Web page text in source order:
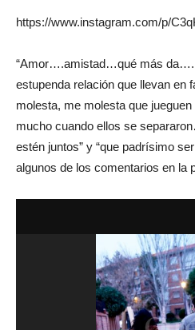
https://www.instagram.com/p/
“Amor….amistad…qué más
estupenda relación que llevan en
molesta, me molesta que
mucho cuando ellos se
estén juntos” y “que padrísimo
algunos de los comentarios en la